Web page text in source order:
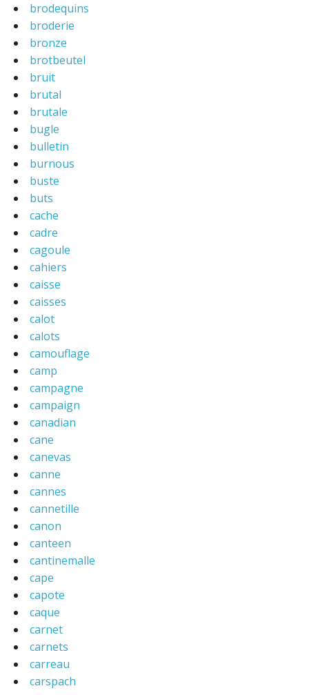
brodequins
broderie
bronze
brotbeutel
bruit
brutal
brutale
bugle
bulletin
burnous
buste
buts
cache
cadre
cagoule
cahiers
caisse
caisses
calot
calots
camouflage
camp
campagne
campaign
canadian
cane
canevas
canne
cannes
cannetille
canon
canteen
cantinemalle
cape
capote
caque
carnet
carnets
carreau
carspach